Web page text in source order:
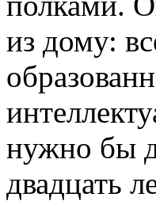
из дому:
нужно бы
двадцать